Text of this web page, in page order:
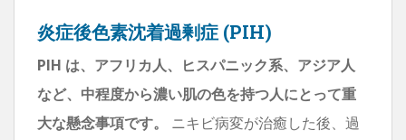
炎症後色素沈着過剰症 (PIH)
PIH は、アフリカ人、ヒスパニック系、アジア人
など、中程度から濃い肌の色を持つ人にとって重
大な懸念事項です。
ニキビ病変が治癒した後、過